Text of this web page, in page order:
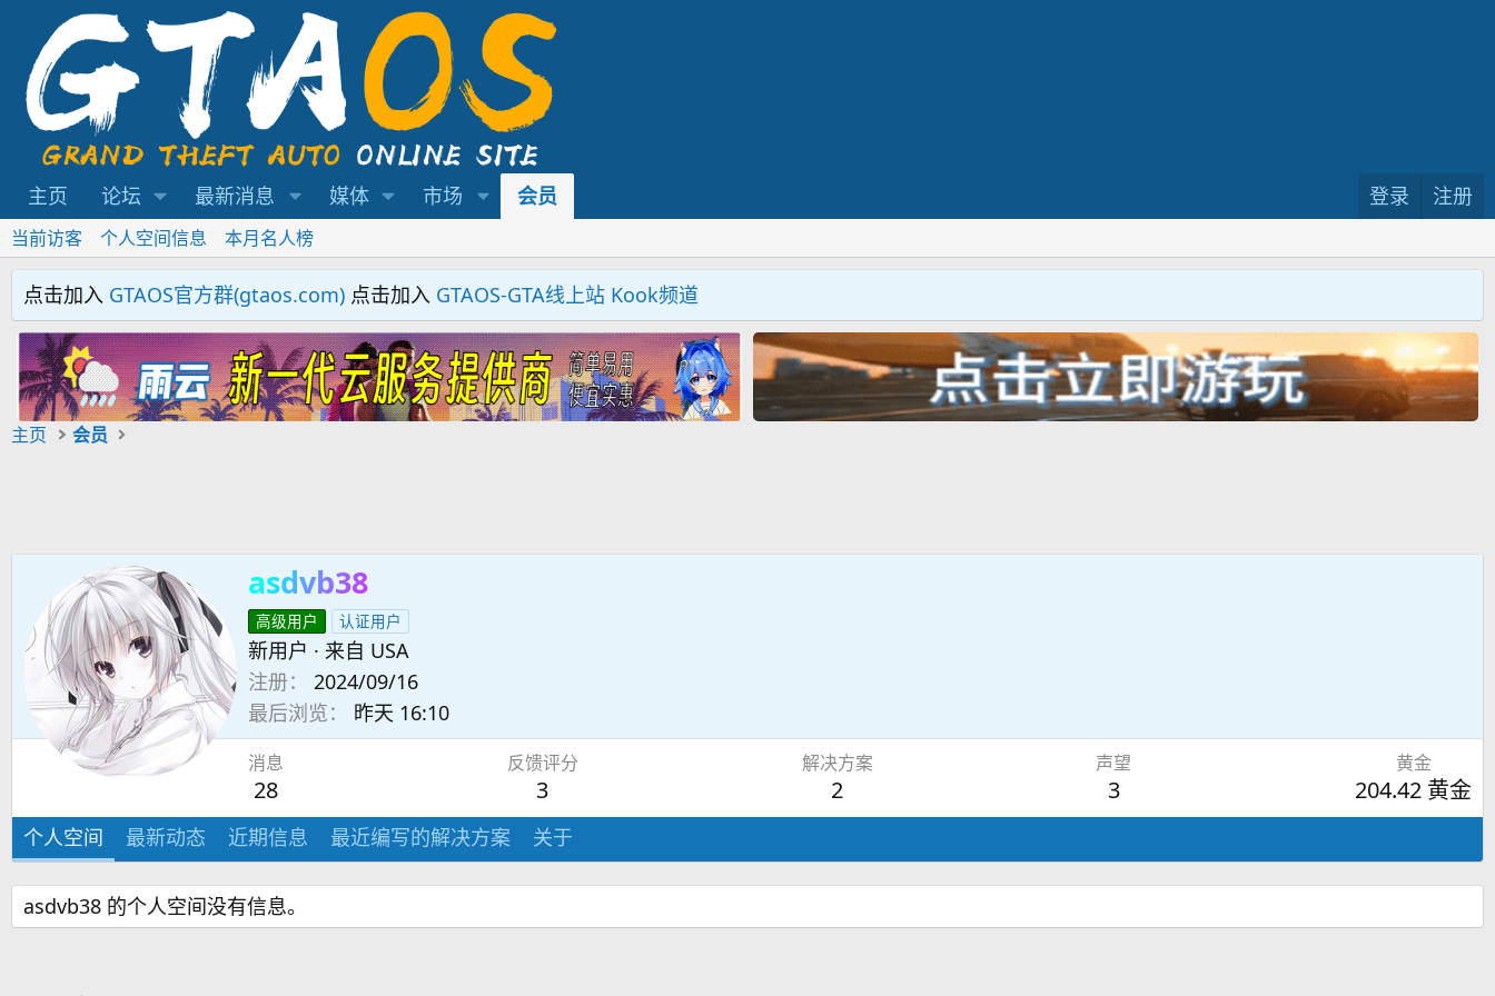
主页 论坛 最新消息 媒体 市场 会员 登录 注册
当前访客 个人空间信息 本月名人榜
点击加入 GTAOS官方群(gtaos.com) 点击加入 GTAOS-GTA线上站 Kook频道
主页 会员
asdvb38
高级用户 认证用户
新用户 · 来自 USA
注册
2024/09/16
最后浏览
昨天 16:10
消息
28
反馈评分
3
解决方案
2
声望
3
黄金
204.42 黄金
个人空间 最新动态 近期信息 最近编写的解决方案 关于
asdvb38 的个人空间没有信息。